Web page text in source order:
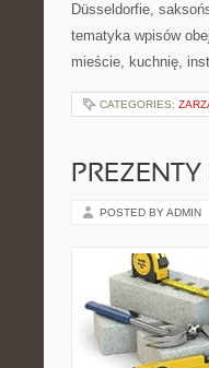
Düsseldorfie,
tematyka wpisów
mieście, kuchnię,
CATEGORIES:
POSTED BY ADMIN